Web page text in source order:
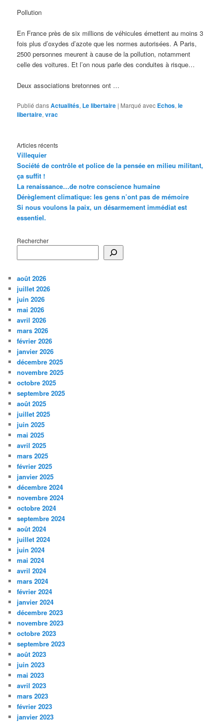
Pollution
En France près de six millions de véhicules émettent au moins 3
fois plus d’oxydes d’azote que les normes autorisées. A Paris,
2500 personnes meurent à cause de la pollution, notamment
celle des voitures. Et l’on nous parle des conduites à risque…
Deux associations bretonnes ont …
Publié dansActualités, Le libertaire | Marqué avec Echos,le
libertaire,vrac
Articles récents
Villequier
Société de contrôle et police de la pensée en milieu militant,
ça suffit !
La renaissance…de notre conscience humaine
Dérèglement climatique: les gens n’ont pas de mémoire
Si nous voulons la paix, un désarmement immédiat est
essentiel.
Rechercher
août 2026
juillet 2026
juin 2026
mai 2026
avril 2026
mars 2026
février 2026
janvier 2026
décembre 2025
novembre 2025
octobre 2025
septembre 2025
août 2025
juillet 2025
juin 2025
mai 2025
avril 2025
mars 2025
février 2025
janvier 2025
décembre 2024
novembre 2024
octobre 2024
septembre 2024
août 2024
juillet 2024
juin 2024
mai 2024
avril 2024
mars 2024
février 2024
janvier 2024
décembre 2023
novembre 2023
octobre 2023
septembre 2023
août 2023
juin 2023
mai 2023
avril 2023
mars 2023
février 2023
janvier 2023